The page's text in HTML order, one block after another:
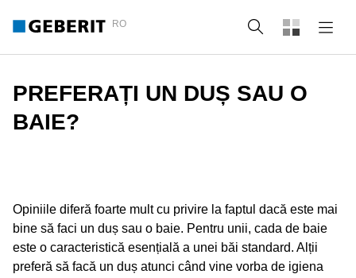
RO Căutare
PREFERAȚI UN DUȘ SAU O
BAIE?
Opiniile diferă foarte mult cu privire la faptul dacă este mai
bine să faci un duș sau o baie. Pentru unii, cada de baie
este o caracteristică esențială a unei băi standard. Alții
preferă să facă un duș atunci când vine vorba de igiena